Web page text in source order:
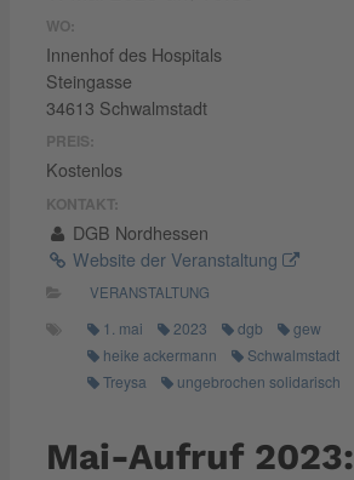
WO:
Innenhof des Hospitals
Steingasse
34613 Schwalmstadt
PREIS:
Kostenlos
KONTAKT:
DGB Nordhessen
Website der Veranstaltung
VERANSTALTUNG
1. mai 2023 dgb
gew
heike ackermann
Schwalmstadt
Treysa
ungebrochen solidarisch
Mai-Aufruf 2023: